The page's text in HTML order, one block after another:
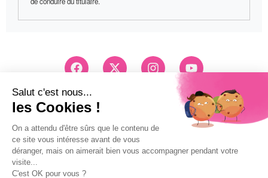
F
a
e
b
o
k
X
-
t
e
r
I
n
r
m
Y
o
t
u
b
03 83 26 83 83
Pri d'un appel local
Mentions légales
Politique de confidentialité